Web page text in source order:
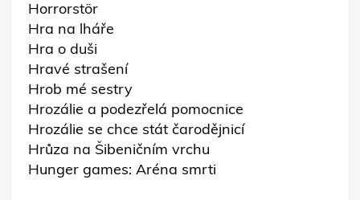
Horrorstör
Hra na lháře
Hra o duši
Hravé strašení
Hrob mé sestry
Hrozálie a podezřelá pomocnice
Hrozálie se chce stát čarodějnicí
Hrůza na Šibeničním vrchu
Hunger games: Aréna smrti